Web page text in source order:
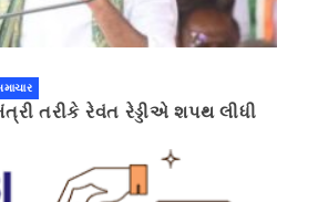
તરીકે રેવંત રેડ્ડીએ શપથ લીધી